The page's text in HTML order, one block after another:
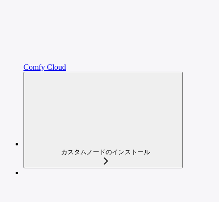
Comfy Cloud
カスタムノードのインストール